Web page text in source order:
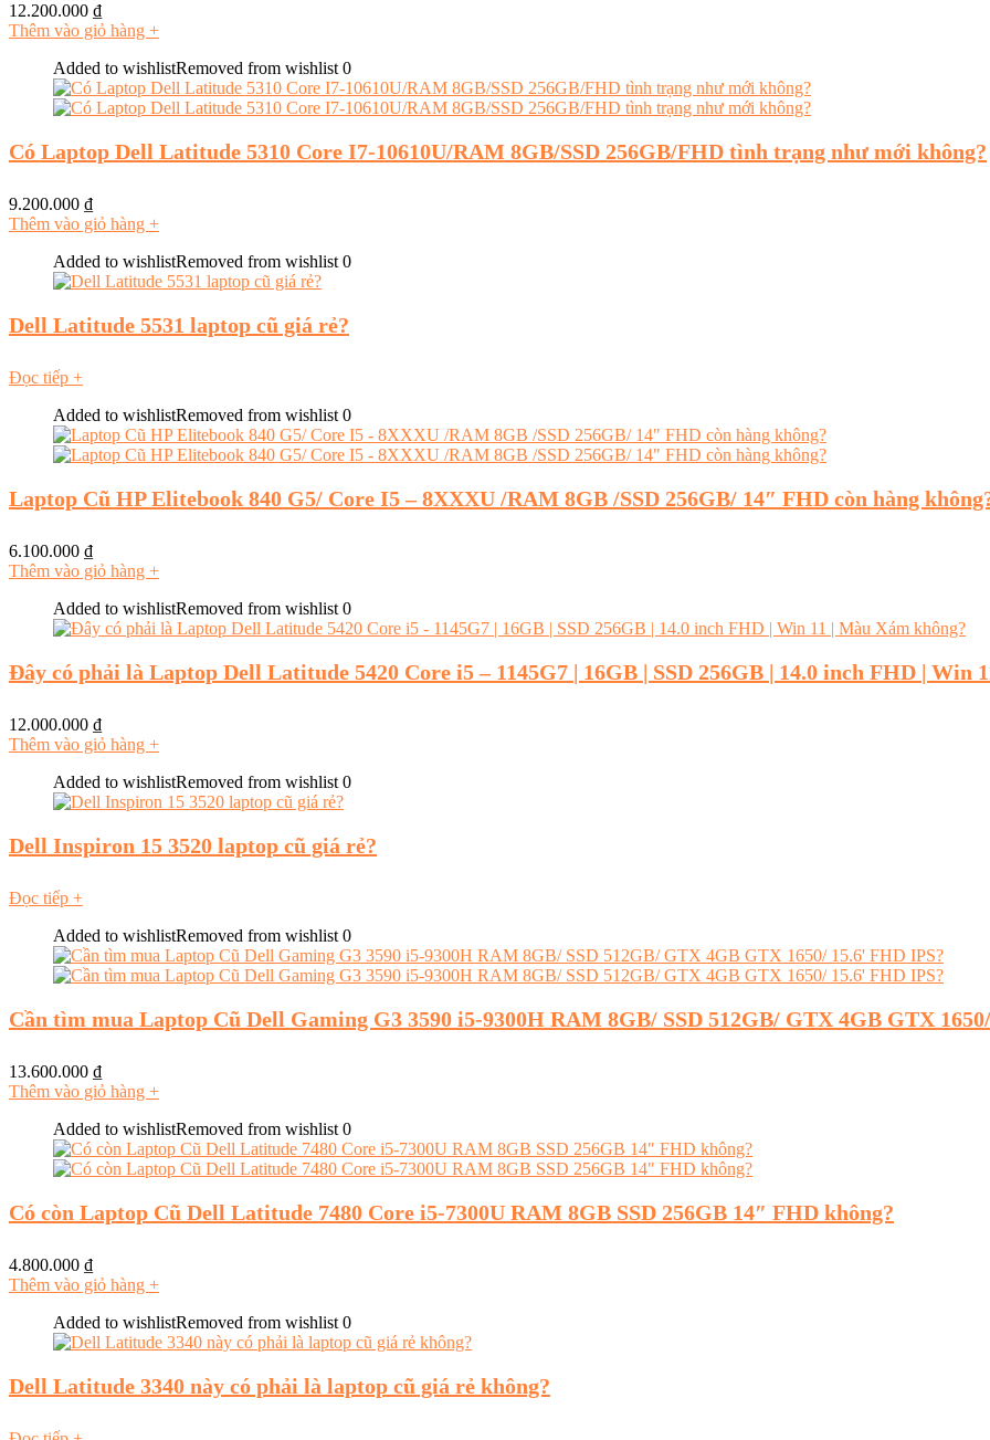
12.200.000 ₫
Thêm vào giỏ hàng +
Added to wishlistRemoved from wishlist 0
Có Laptop Dell Latitude 5310 Core I7-10610U/RAM 8GB/SSD 256GB/FHD tình trạng như mới không?
9.200.000 ₫
Thêm vào giỏ hàng +
Added to wishlistRemoved from wishlist 0
Dell Latitude 5531 laptop cũ giá rẻ?
Đọc tiếp +
Added to wishlistRemoved from wishlist 0
Laptop Cũ HP Elitebook 840 G5/ Core I5 – 8XXXU /RAM 8GB /SSD 256GB/ 14″ FHD còn hàng
6.100.000 ₫
Thêm vào giỏ hàng +
Added to wishlistRemoved from wishlist 0
Đây có phải là Laptop Dell Latitude 5420 Core i5 – 1145G7 | 16GB | SSD 256GB | 14.0 inch FHD | Win
12.000.000 ₫
Thêm vào giỏ hàng +
Added to wishlistRemoved from wishlist 0
Dell Inspiron 15 3520 laptop cũ giá rẻ?
Đọc tiếp +
Added to wishlistRemoved from wishlist 0
Cần tìm mua Laptop Cũ Dell Gaming G3 3590 i5-9300H RAM 8GB/ SSD 512GB/ GTX 4GB GTX
13.600.000 ₫
Thêm vào giỏ hàng +
Added to wishlistRemoved from wishlist 0
Có còn Laptop Cũ Dell Latitude 7480 Core i5-7300U RAM 8GB SSD 256GB 14″ FHD không?
4.800.000 ₫
Thêm vào giỏ hàng +
Added to wishlistRemoved from wishlist 0
Dell Latitude 3340 này có phải là laptop cũ giá rẻ không?